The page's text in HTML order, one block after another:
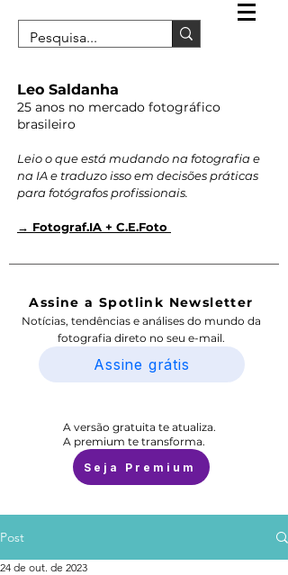
Leo Saldanha
25 anos no mercado fotográfico
brasileiro
Leio o que está mudando na fotografia e
na IA e traduzo isso em decisões práticas
para fotógrafos profissionais.
→ Fotograf.IA + C.E.Foto
Assine a Spotlink Newsletter
Notícias, tendências e análises do mundo da
fotografia direto no seu e-mail.
Assine grátis
A versão gratuita te atualiza.
A premium te transforma.
Seja Premium
Post
24 de out. de 2023